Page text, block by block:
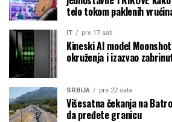
telo tokom paklenih
IT pre 17 sati
Kineski AI model
okruženja i izazvao
SRBIJA pre 22 sata
Višesatna čekanja na
da pređete granicu